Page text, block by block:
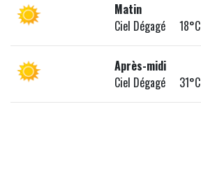
Matin
Ciel Dégagé 18°C
Après-midi
Ciel Dégagé 31°C